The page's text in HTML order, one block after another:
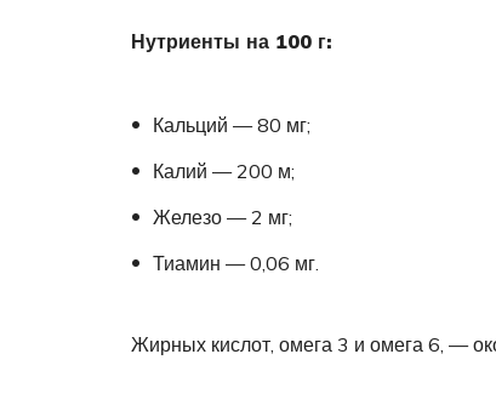
Нутриенты на 100 г:
Кальций — 80 мг;
Калий — 200 м;
Железо — 2 мг;
Тиамин — 0,06 мг.
Жирных кислот, омега 3 и омега 6, —